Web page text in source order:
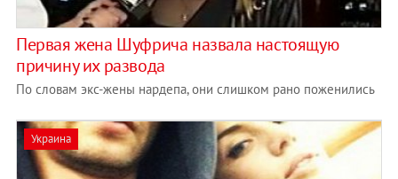
Первая жена Шуфрича назвала настоящую
причину их развода
По словам экс-жены нардепа, они слишком рано поженились
Украина